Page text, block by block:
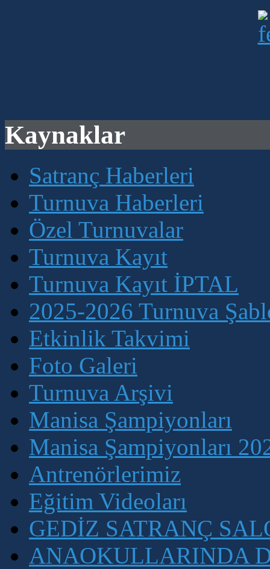
Kaynaklar
Satranç Haberleri
Turnuva Haberleri
Özel Turnuvalar
Turnuva Kayıt
Turnuva Kayıt İPTAL
2025-2026 Turnuva
Etkinlik Takvimi
Foto Galeri
Turnuva Arşivi
Manisa Şampiyonları
Manisa Şampiyonları
Antrenörlerimiz
Eğitim Videoları
GEDİZ SATRANÇ
ANAOKULLARINDA